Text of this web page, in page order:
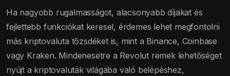
Ha nagyobb rugalmasságot, alacsonyabb díjakat és
fejlettebb funkciókat keresel, érdemes lehet megfontolni
más kriptovaluta tőzsdéket is, mint a Binance, Coinbase
vagy Kraken. Mindenesetre a Revolut remek lehetőséget
nyújt a kriptovaluták világába való belépéshez,